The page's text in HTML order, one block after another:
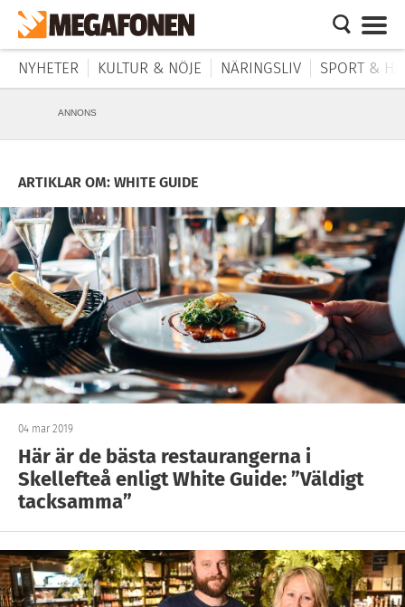
NYHETER KULTUR & NÖJE NÄRINGSLIV SPORT &
ANNONS
ARTIKLAR OM: WHITE GUIDE
04 mar 2019
Här är de bästa restaurangerna i
Skellefteå enligt White Guide: ”Väldigt
tacksamma”